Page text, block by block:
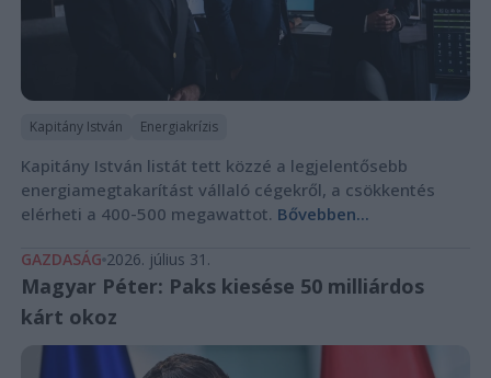
Kapitány István Energiakrízis
Kapitány István listát tett közzé a legjelentősebb
energiamegtakarítást vállaló cégekről, a csökkentés
elérheti a 400-500 megawattot. Bővebben...
GAZDASÁG 2026. július 31.
Magyar Péter: Paks kiesése 50 milliárdos
kárt okoz